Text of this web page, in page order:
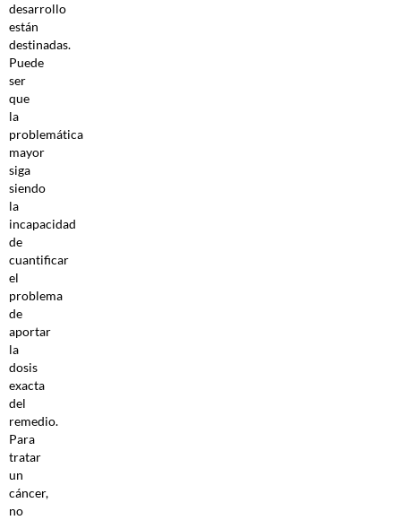
desarrollo
están
destinadas.
Puede
ser
que
la
problemática
mayor
siga
siendo
la
incapacidad
de
cuantificar
el
problema
de
aportar
la
dosis
exacta
del
remedio.
Para
tratar
un
cáncer,
no